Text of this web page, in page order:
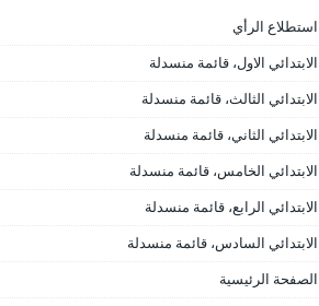
استطلاع الرأي
الابتدائي الاول، قائمة منسدلة
الابتدائي الثالث، قائمة منسدلة
الابتدائي الثاني، قائمة منسدلة
الابتدائي الخامس، قائمة منسدلة
الابتدائي الرابع، قائمة منسدلة
الابتدائي السادس، قائمة منسدلة
الصفحة الرئيسية